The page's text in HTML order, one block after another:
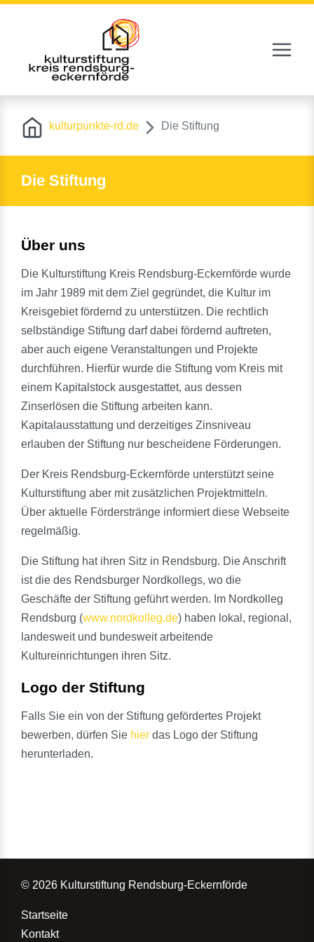
kulturpunkte-rd.de Die Stiftung
Die Stiftung
Über uns
Die Kulturstiftung Kreis Rendsburg-Eckernförde wurde
im Jahr 1989 mit dem Ziel gegründet, die Kultur im
Kreisgebiet fördernd zu unterstützen. Die rechtlich
selbständige Stiftung darf dabei fördernd auftreten,
aber auch eigene Veranstaltungen und Projekte
durchführen. Hierfür wurde die Stiftung vom Kreis mit
einem Kapitalstock ausgestattet, aus dessen
Zinserlösen die Stiftung arbeiten kann.
Kapitalausstattung und derzeitiges Zinsniveau
erlauben der Stiftung nur bescheidene Förderungen.
Der Kreis Rendsburg-Eckernförde unterstützt seine
Kulturstiftung aber mit zusätzlichen Projektmitteln.
Über aktuelle Förderstränge informiert diese Webseite
regelmäßig.
Die Stiftung hat ihren Sitz in Rendsburg. Die Anschrift
ist die des Rendsburger Nordkollegs, wo die
Geschäfte der Stiftung geführt werden. Im Nordkolleg
Rendsburg (www.nordkolleg.de) haben lokal, regional,
landesweit und bundesweit arbeitende
Kultureinrichtungen ihren Sitz.
Logo der Stiftung
Falls Sie ein von der Stiftung gefördertes Projekt
bewerben, dürfen Sie hier das Logo der Stiftung
herunterladen.
© 2026 Kulturstiftung Rendsburg-Eckernförde
Startseite
Kontakt